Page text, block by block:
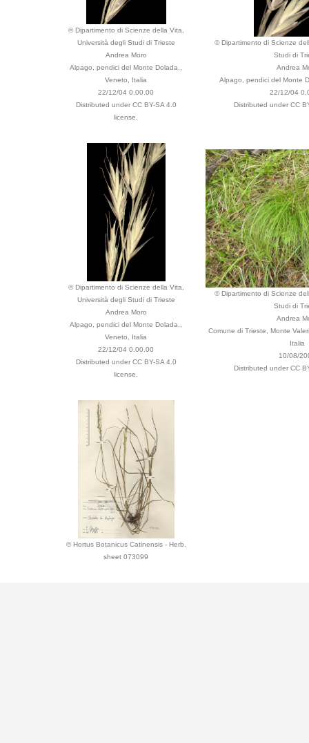
© Dipartimento di Scienze della Vita,
Università degli Studi di Trieste
Andrea Moro
Alpago, pendici del Monte Dolada.,
Veneto, Italia
22/12/04 0.00.00
Distributed under CC BY-SA 4.0
license.
© Dipartimento di Scienze
Studi di
Andrea
Alpago, pendici del Monte
22/12/04
Distributed under CC
© Dipartimento di Scienze della Vita,
Università degli Studi di Trieste
Andrea Moro
Alpago, pendici del Monte Dolada.,
Veneto, Italia
22/12/04 0.00.00
Distributed under CC BY-SA 4.0
license.
© Dipartimento di Scienze
Studi di
Andrea
Comune di Trieste, Monte
Italia
10/08/
Distributed under CC
© Hortus Botanicus Catinensis - Herb.
sheet 073099